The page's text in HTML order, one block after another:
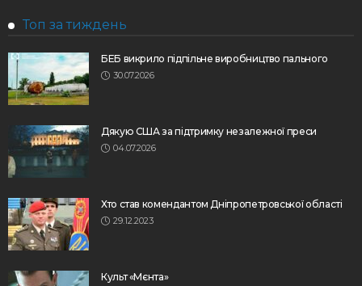
Топ за тиждень
БЕБ викрило підпільне виробництво пального
30.07.2026
Дякую США за підтримку незалежної преси
04.07.2026
Хто став комендантом Дніпропетровської області
29.12.2023
Культ «Мєнта»